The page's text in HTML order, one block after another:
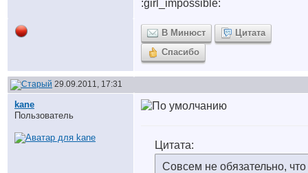
:girl_impossible:
В Минюст
Цитата
Спасибо
29.09.2011, 17:31
kane
Пользователь
Цитата:
Совсем не обязательно, что